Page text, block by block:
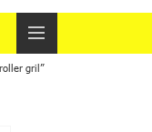
gril”